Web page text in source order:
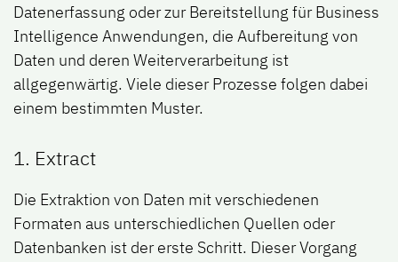
Datenerfassung oder zur Bereitstellung für Business
Intelligence Anwendungen, die Aufbereitung von
Daten und deren Weiterverarbeitung ist
allgegenwärtig. Viele dieser Prozesse folgen dabei
einem bestimmten Muster.
1. Extract
Die Extraktion von Daten mit verschiedenen
Formaten aus unterschiedlichen Quellen oder
Datenbanken ist der erste Schritt. Dieser Vorgang